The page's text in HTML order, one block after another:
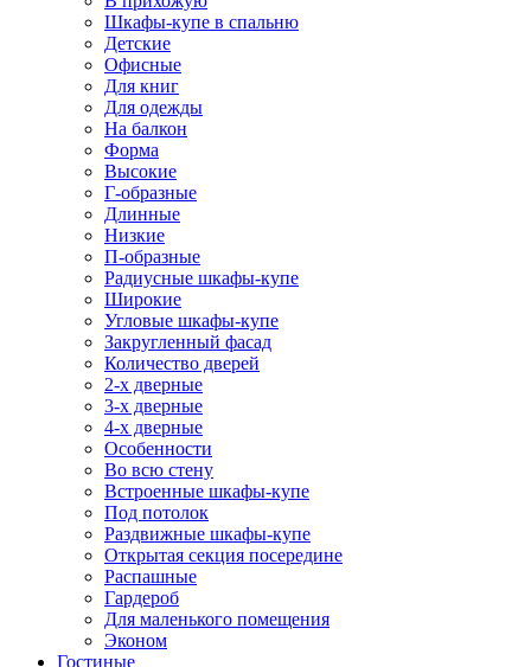
Шкафы-купе в спальню
Детские
Офисные
Для книг
Для одежды
На балкон
Форма
Высокие
Г-образные
Длинные
Низкие
П-образные
Радиусные шкафы-купе
Широкие
Угловые шкафы-купе
Закругленный фасад
Количество дверей
2-х дверные
3-х дверные
4-х дверные
Особенности
Во всю стену
Встроенные шкафы-купе
Под потолок
Раздвижные шкафы-купе
Открытая секция посередине
Распашные
Гардероб
Для маленького помещения
Эконом
Гостиные